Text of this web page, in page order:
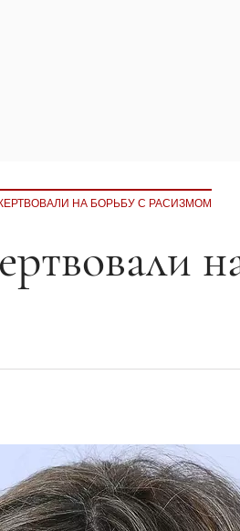
НА БОРЬБУ С РАСИЗМОМ